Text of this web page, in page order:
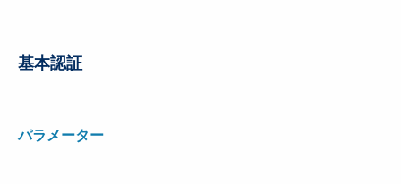
基本認証
パラメーター